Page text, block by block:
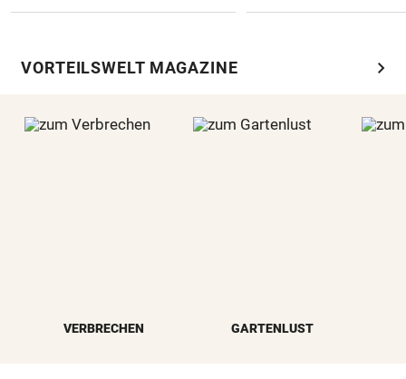
VORTEILSWELT MAGAZINE chevron_right
VERBRECHEN GARTENLUST